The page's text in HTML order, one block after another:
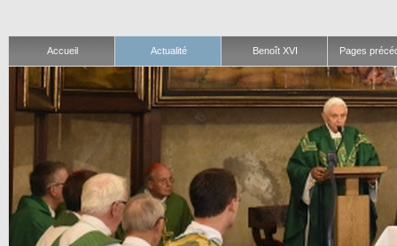
Accueil Actualité Benoît XVI Pages